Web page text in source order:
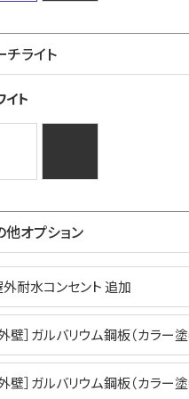
チライト
イト
他オプション
外耐水コンセント 追加
外壁］ガルバリウム鋼板（カラー
外壁］ガルバリウム鋼板（カラー